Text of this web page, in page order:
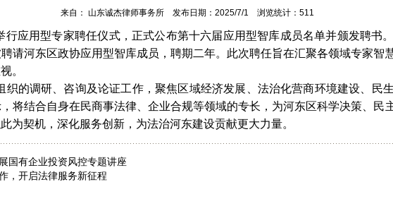
来自： 山东诚杰律师事务所 发布日期：2025/7/1 浏览统计：511
应用型专家聘任仪式，正式公布第十六届应用型智库成员名单并颁发聘书
请河东区政协应用型智库成员，聘期二年。此次聘任旨在汇聚各领域专家智
。
织的调研、咨询及论证工作，聚焦区域经济发展、法治化营商环境建设、民
将结合自身在民商事法律、企业合规等领域的专长，为河东区科学决策、民
为契机，深化服务创新，为法治河东建设贡献更大力量。
国有企业投资风控专题讲座
，开启法律服务新征程